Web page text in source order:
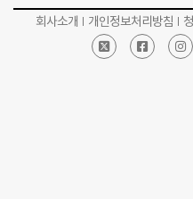
회사소개 개인정보처리방침